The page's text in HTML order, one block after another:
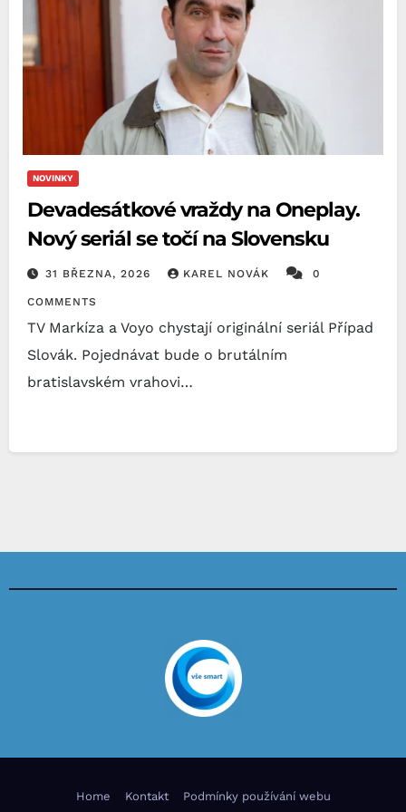
NOVINKY
Devadesátkové vraždy na Oneplay.
Nový seriál se točí na Slovensku
31 BŘEZNA, 2026 KAREL NOVÁK 0
COMMENTS
TV Markíza a Voyo chystají originální seriál Případ
Slovák. Pojednávat bude o brutálním
bratislavském vrahovi…
Home Kontakt Podmínky používání webu